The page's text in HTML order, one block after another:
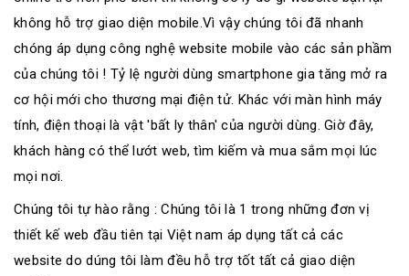
không hỗ trợ giao diện mobile.Vì vậy chúng tôi đã nhanh
chóng áp dụng công nghệ website mobile vào các sản phầm
của chúng tôi ! Tỷ lệ người dùng smartphone gia tăng mở ra
cơ hội mới cho thương mại điện tử. Khác với màn hình máy
tính, điện thoại là vật 'bất ly thân' của người dùng. Giờ đây,
khách hàng có thể lướt web, tìm kiếm và mua sắm mọi lúc
mọi nơi.
Chúng tôi tự hào rằng : Chúng tôi là 1 trong những đơn vị
thiết kế web đầu tiên tại Việt nam áp dụng tất cả các
website do dúng tôi làm đều hỗ trợ tốt tất cả giao diện